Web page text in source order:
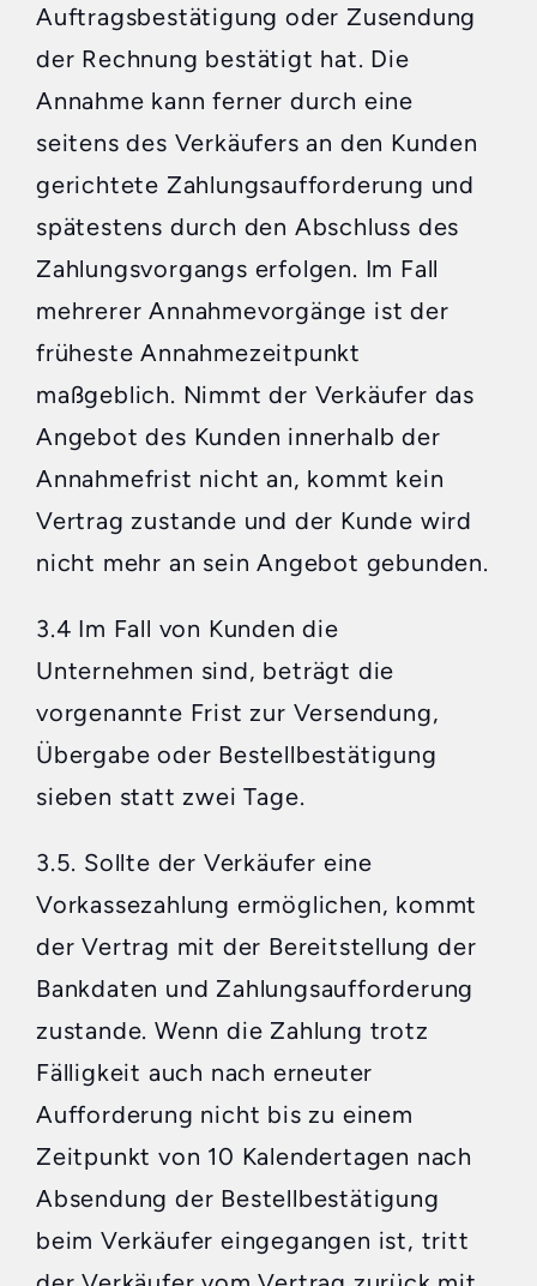
Auftragsbestätigung oder Zusendung
der Rechnung bestätigt hat. Die
Annahme kann ferner durch eine
seitens des Verkäufers an den Kunden
gerichtete Zahlungsaufforderung und
spätestens durch den Abschluss des
Zahlungsvorgangs erfolgen. Im Fall
mehrerer Annahmevorgänge ist der
früheste Annahmezeitpunkt
maßgeblich. Nimmt der Verkäufer das
Angebot des Kunden innerhalb der
Annahmefrist nicht an, kommt kein
Vertrag zustande und der Kunde wird
nicht mehr an sein Angebot gebunden.
3.4 Im Fall von Kunden die
Unternehmen sind, beträgt die
vorgenannte Frist zur Versendung,
Übergabe oder Bestellbestätigung
sieben statt zwei Tage.
3.5. Sollte der Verkäufer eine
Vorkassezahlung ermöglichen, kommt
der Vertrag mit der Bereitstellung der
Bankdaten und Zahlungsaufforderung
zustande. Wenn die Zahlung trotz
Fälligkeit auch nach erneuter
Aufforderung nicht bis zu einem
Zeitpunkt von 10 Kalendertagen nach
Absendung der Bestellbestätigung
beim Verkäufer eingegangen ist, tritt